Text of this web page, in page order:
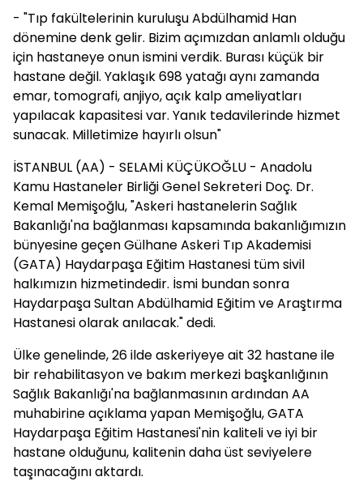
- "Tıp fakültelerinin kuruluşu Abdülhamid Han
dönemine denk gelir. Bizim açımızdan anlamlı olduğu
için hastaneye onun ismini verdik. Burası küçük bir
hastane değil. Yaklaşık 698 yatağı aynı zamanda
emar, tomografi, anjiyo, açık kalp ameliyatları
yapılacak kapasitesi var. Yanık tedavilerinde hizmet
sunacak. Milletimize hayırlı olsun"
İSTANBUL (AA) - SELAMİ KÜÇÜKOĞLU - Anadolu
Kamu Hastaneler Birliği Genel Sekreteri Doç. Dr.
Kemal Memişoğlu, "Askeri hastanelerin Sağlık
Bakanlığı'na bağlanması kapsamında bakanlığımızın
bünyesine geçen Gülhane Askeri Tıp Akademisi
(GATA) Haydarpaşa Eğitim Hastanesi tüm sivil
halkımızın hizmetindedir. İsmi bundan sonra
Haydarpaşa Sultan Abdülhamid Eğitim ve Araştırma
Hastanesi olarak anılacak." dedi.
Ülke genelinde, 26 ilde askeriyeye ait 32 hastane ile
bir rehabilitasyon ve bakım merkezi başkanlığının
Sağlık Bakanlığı'na bağlanmasının ardından AA
muhabirine açıklama yapan Memişoğlu, GATA
Haydarpaşa Eğitim Hastanesi'nin kaliteli ve iyi bir
hastane olduğunu, kalitenin daha üst seviyelere
taşınacağını aktardı.